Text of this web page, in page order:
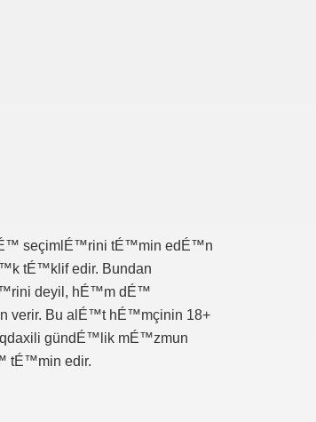
seçimlÉ™rini tÉ™min edÉ™n
tÉ™klif edir. Bundan
deyil, hÉ™m dÉ™
Bu alÉ™t hÉ™mçinin 18+
gündÉ™lik mÉ™zmun
tÉ™min edir.